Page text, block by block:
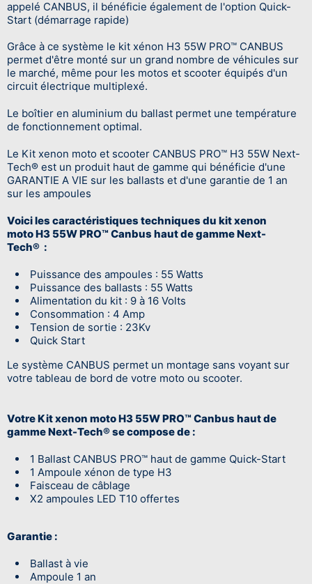
appelé CANBUS, il bénéficie également de l'option Quick-
Start (démarrage rapide)
Grâce à ce système le kit xénon H3 55W PRO™ CANBUS
permet d'être monté sur un grand nombre de véhicules sur
le marché, même pour les motos et scooter équipés d'un
circuit électrique multiplexé.
Le boîtier en aluminium du ballast permet une température
de fonctionnement optimal.
Le Kit xenon moto et scooter CANBUS PRO™ H3 55W Next-
Tech® est un produit haut de gamme qui bénéficie d'une
GARANTIE A VIE sur les ballasts et d'une garantie de 1 an
sur les ampoules
Voici les caractéristiques techniques du kit xenon
moto H3 55W PRO™ Canbus haut de gamme Next-
Tech® :
Puissance des ampoules : 55 Watts
Puissance des ballasts : 55 Watts
Alimentation du kit : 9 à 16 Volts
Consommation : 4 Amp
Tension de sortie : 23Kv
Quick Start
Le système CANBUS permet un montage sans voyant sur
votre tableau de bord de votre moto ou scooter.
Votre Kit xenon moto H3 55W PRO™ Canbus haut de
gamme Next-Tech®se compose de :
1 Ballast CANBUS PRO™ haut de gamme Quick-Start
1 Ampoule xénon de type H3
Faisceau de câblage
X2 ampoules LED T10 offertes
Garantie :
Ballast à vie
Ampoule 1 an